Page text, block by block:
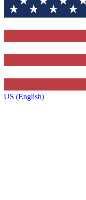
US (English)